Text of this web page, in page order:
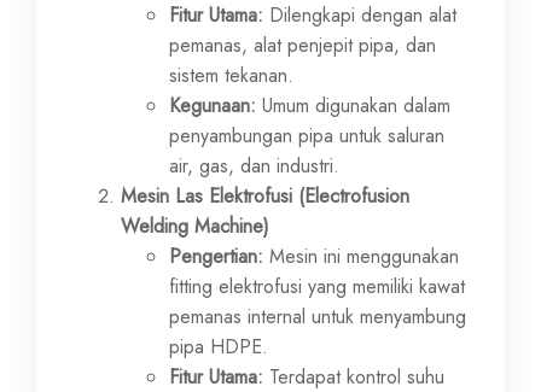
Fitur Utama: Dilengkapi dengan alat
pemanas, alat penjepit pipa, dan
sistem tekanan.
Kegunaan: Umum digunakan dalam
penyambungan pipa untuk saluran
air, gas, dan industri.
Mesin Las Elektrofusi (Electrofusion
Welding Machine)
Pengertian: Mesin ini menggunakan
fitting elektrofusi yang memiliki kawat
pemanas internal untuk menyambung
pipa HDPE.
Fitur Utama: Terdapat kontrol suhu